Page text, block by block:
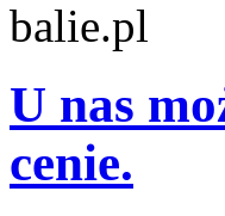
U nas
cenie.